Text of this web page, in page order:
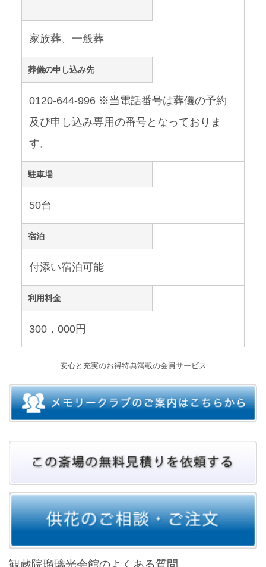
家族葬、一般葬
葬儀の申し込み先
0120-644-996 ※当電話番号は葬儀の予約
及び申し込み専用の番号となっておりま
す。
駐車場
50台
宿泊
付添い宿泊可能
利用料金
300，000円
安心と充実のお得特典満載の会員サービス
観蔵院瑠璃光会館のよくある質問